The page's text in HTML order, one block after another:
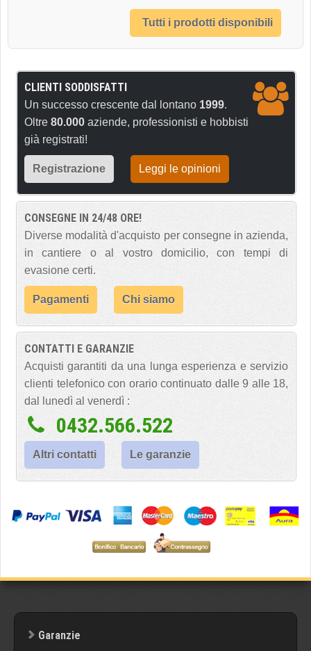
Tutti i prodotti disponibili
CLIENTI SODDISFATTI
Un successo crescente dal lontano 1999.
Oltre 80.000 aziende, professionisti e hobbisti
già registrati!
Registrazione Leggi le opinioni
CONSEGNE IN 24/48 ORE!
Diverse modalità d'acquisto per consegne in azienda,
in cantiere o al vostro domicilio, con tempi di
evasione certi.
Pagamenti Chi siamo
CONTATTI E GARANZIE
Acquisti garantiti da una lunga esperienza e servizio
clienti telefonico con orario continuato dalle 9 alle 18,
dal lunedì al venerdì :
0432.566.522
Altri contatti Le garanzie
Garanzie